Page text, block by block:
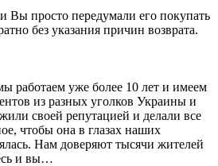
Вы просто передумали его покупать
без указания причин возврата.
работаем уже более 10 лет и имеем
из разных уголков Украины и
своей репутацией и делали все
чтобы она в глазах наших
Нам доверяют тысячи жителей
и вы…